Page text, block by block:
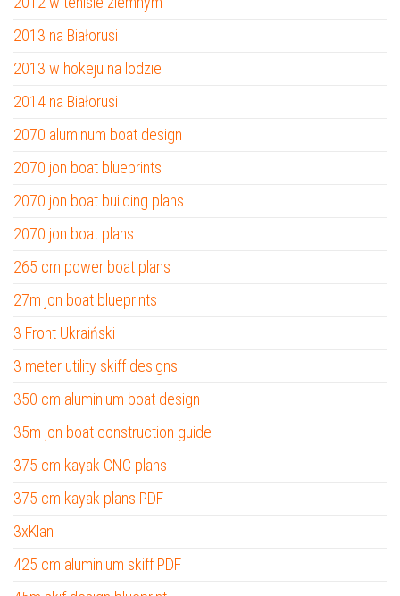
2013 na Białorusi
2013 w hokeju na lodzie
2014 na Białorusi
2070 aluminum boat design
2070 jon boat blueprints
2070 jon boat building plans
2070 jon boat plans
265 cm power boat plans
27m jon boat blueprints
3 Front Ukraiński
3 meter utility skiff designs
350 cm aluminium boat design
35m jon boat construction guide
375 cm kayak CNC plans
375 cm kayak plans PDF
3xKlan
425 cm aluminium skiff PDF